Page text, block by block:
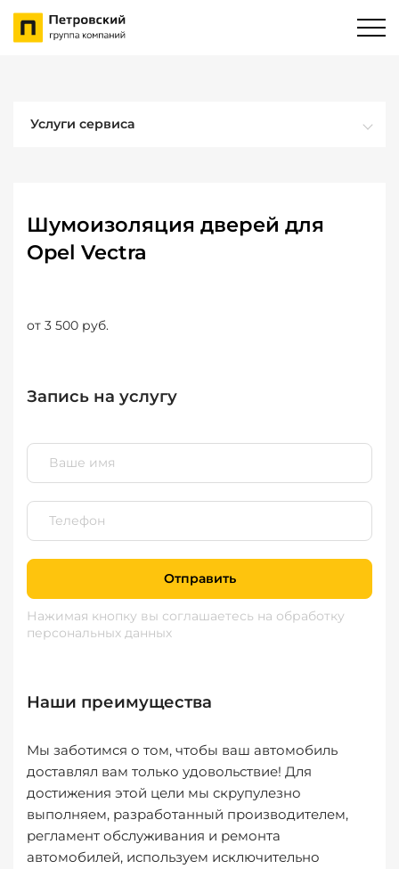
Услуги сервиса
Шумоизоляция дверей для
Opel Vectra
от 3 500 руб.
Запись на услугу
Отправить
Нажимая кнопку вы соглашаетесь на обработку
персональных данных
Наши преимущества
Мы заботимся о том, чтобы ваш автомобиль
доставлял вам только удовольствие! Для
достижения этой цели мы скрупулезно
выполняем, разработанный производителем,
регламент обслуживания и ремонта
автомобилей, используем исключительно